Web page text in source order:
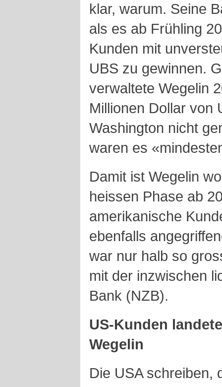
klar, warum. Seine
als es ab Frühling
Kunden mit
UBS zu gewinnen.
verwaltete Wegelin
Millionen Dollar von
Washington nicht
waren es
Damit ist Wegelin
heissen Phase ab
amerikanische
ebenfalls
war nur halb so
mit der inzwischen
Bank (NZB).
US-Kunden
Wegelin
Die USA schreiben,